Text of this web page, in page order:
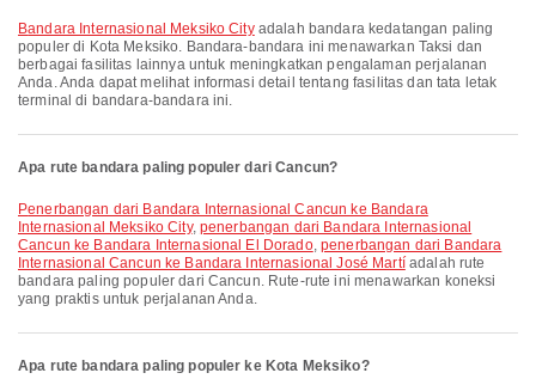
Bandara Internasional Meksiko Cityadalah bandara kedatangan paling
populer di Kota Meksiko. Bandara-bandara ini menawarkan Taksi dan
berbagai fasilitas lainnya untuk meningkatkan pengalaman perjalanan
Anda. Anda dapat melihat informasi detail tentang fasilitas dan tata letak
terminal di bandara-bandara ini.
Apa rute bandara paling populer dari Cancun?
penerbangan dari Bandara Internasional Cancun ke Bandara
Internasional Meksiko City, penerbangan dari Bandara Internasional
Cancun ke Bandara Internasional El Dorado,penerbangan dari Bandara
Internasional Cancun ke Bandara Internasional José Martíadalah rute
bandara paling populer dari Cancun. Rute-rute ini menawarkan koneksi
yang praktis untuk perjalanan Anda.
Apa rute bandara paling populer ke Kota Meksiko?